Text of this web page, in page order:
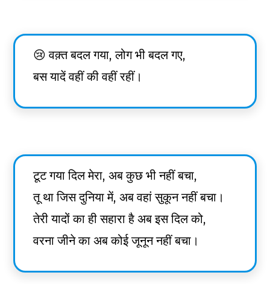
😢 वक़्त बदल गया, लोग भी बदल गए,
बस यादें वहीं की वहीं रहीं।
टूट गया दिल मेरा, अब कुछ भी नहीं बचा,
तू था जिस दुनिया में, अब वहां सुकून नहीं बचा।
तेरी यादों का ही सहारा है अब इस दिल को,
वरना जीने का अब कोई जूनून नहीं बचा।